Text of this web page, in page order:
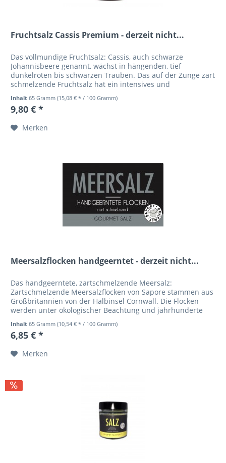
Fruchtsalz Cassis Premium - derzeit nicht...
Das vollmundige Fruchtsalz: Cassis, auch schwarze
Johannisbeere genannt, wächst in hängenden, tief
dunkelroten bis schwarzen Trauben. Das auf der Zunge zart
schmelzende Fruchtsalz hat ein intensives und
Inhalt65 Gramm(15,08 € * / 100 Gramm)
9,80 € *
Merken
Meersalzflocken handgeerntet - derzeit nicht...
Das handgeerntete, zartschmelzende Meersalz:
Zartschmelzende Meersalzflocken von Sapore stammen aus
Großbritannien von der Halbinsel Cornwall. Die Flocken
werden unter ökologischer Beachtung und jahrhunderte
Inhalt65 Gramm(10,54 € * / 100 Gramm)
6,85 € *
Merken